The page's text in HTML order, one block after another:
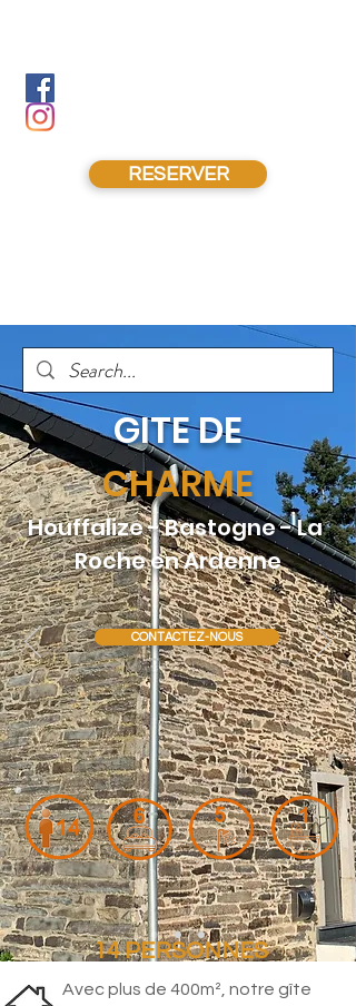
RESERVER
GITE DE
CHARME
Houffalize - Bastogne- La
Roche en Ardenne
CONTACTEZ-NOUS
14 PERSONNES
Avec plus de 400m², notre gîte